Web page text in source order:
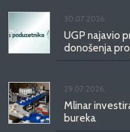
30.07.2026.
UGP najavio
donošenja
29.07.2026.
Mlinar
bureka